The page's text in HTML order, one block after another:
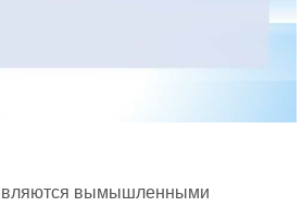
вымышленными